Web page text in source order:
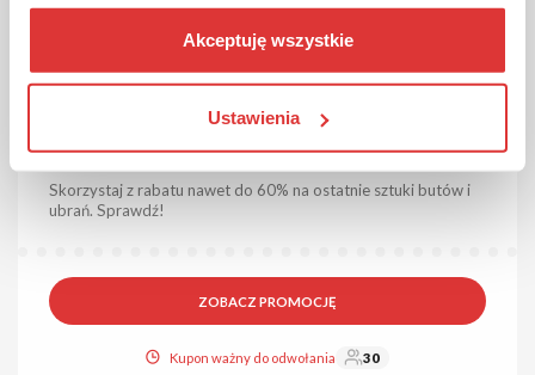
Akceptuję wszystkie
Ustawienia
PROMOCJA
Outlet do -60% w Reebok!
Skorzystaj z rabatu nawet do 60% na ostatnie sztuki butów i
ubrań. Sprawdź!
ZOBACZ PROMOCJĘ
Kupon ważny do odwołania 30